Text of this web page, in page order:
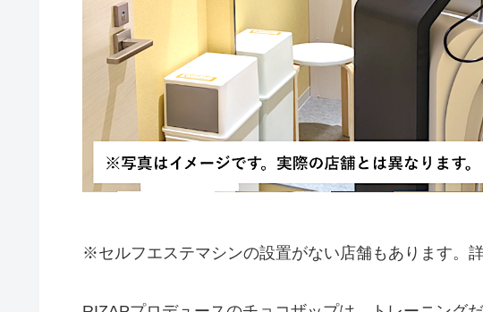
※セルフエステマシンの設置がない店舗もあります。